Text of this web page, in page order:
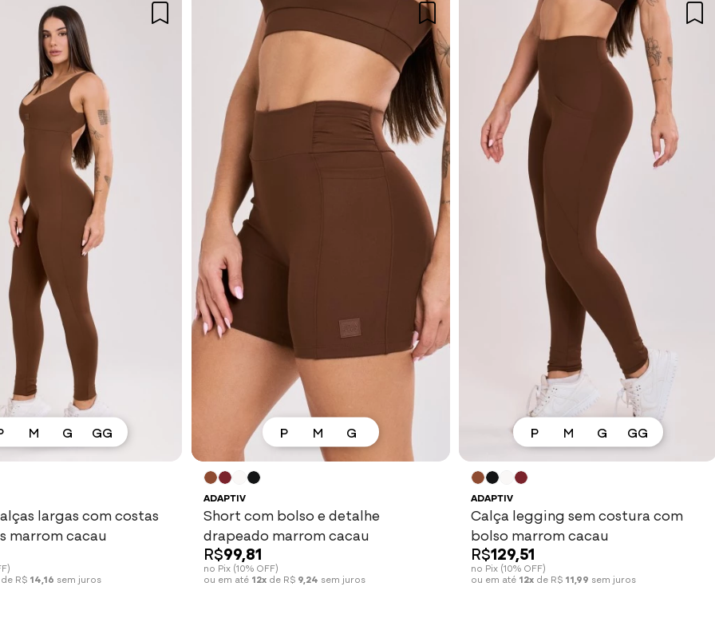
M G
GG
Ver mais
largas com costas
marrom cacau
de R$ 14,16 sem juros
P M
G
Ver mais
ADAPTIV
Short com bolso e detalhe
drapeado marrom cacau
R$99,81
no Pix (10% OFF)
ou em até 12xde R$ 9,24 sem juros
P M G
GG
Ver mais
ADAPTIV
Calça legging sem costura com
bolso marrom cacau
R$129,51
no Pix (10% OFF)
ou em até 12xde R$ 11,99 sem juros